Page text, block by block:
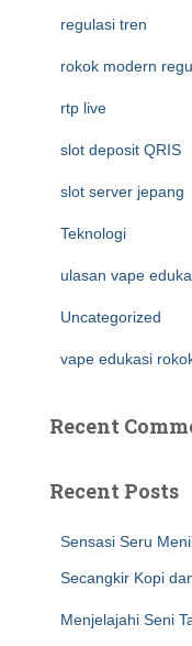
regulasi tren
rokok modern
rtp live
slot deposit QRIS
slot server jepang
Teknologi
ulasan vape
Uncategorized
vape edukasi
Recent
Recent Posts
Sensasi Seru
Secangkir Kopi
Menjelajahi Seni